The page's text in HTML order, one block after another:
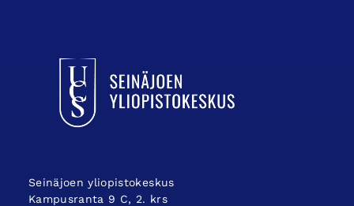
Seinäjoen yliopistokeskus
Kampusranta 9 C, 2. krs